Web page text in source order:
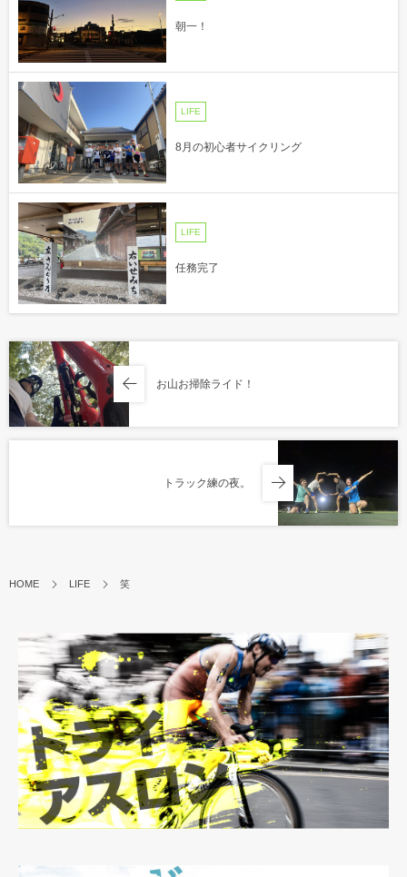
朝一！
LIFE
8月の初心者サイクリング
LIFE
任務完了
お山お掃除ライド！
トラック練の夜。
HOME LIFE 笑